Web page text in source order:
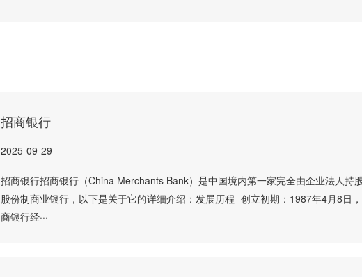
招商银行
2025-09-29
招商银行招商银行（China Merchants Bank）是中国境内第一家完全由企业法人持
股份制商业银行，以下是关于它的详细介绍：发展历程- 创立初期：1987年4月8日
商银行经···